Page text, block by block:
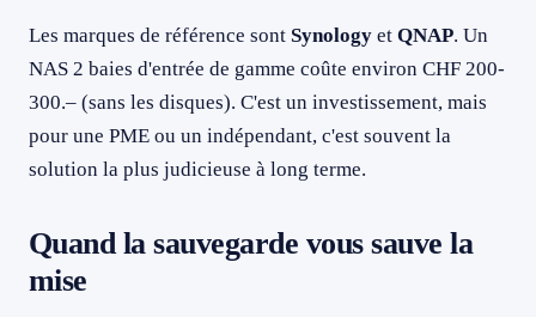
Les marques de référence sont Synology et QNAP. Un
NAS 2 baies d'entrée de gamme coûte environ CHF 200-
300.– (sans les disques). C'est un investissement, mais
pour une PME ou un indépendant, c'est souvent la
solution la plus judicieuse à long terme.
Quand la sauvegarde vous sauve la
mise